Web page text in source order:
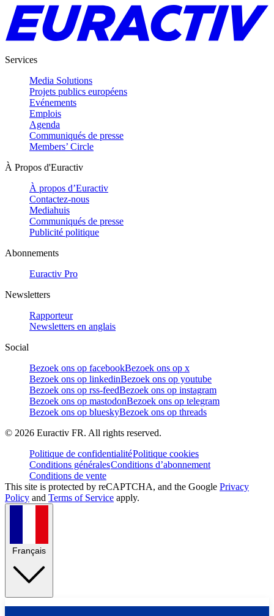
Services
Media Solutions
Projets publics européens
Evénements
Emplois
Agenda
Communiqués de presse
Members’ Circle
À Propos d'Euractiv
À propos d’Euractiv
Contactez-nous
Mediahuis
Communiqués de presse
Publicité politique
Abonnements
Euractiv Pro
Newsletters
Rapporteur
Newsletters en anglais
Social
Bezoek ons op facebookBezoek ons op x
Bezoek ons op linkedinBezoek ons op youtube
Bezoek ons op rss-feedBezoek ons op instagram
Bezoek ons op mastodonBezoek ons op telegram
Bezoek ons op blueskyBezoek ons op threads
© 2026 Euractiv FR. All rights reserved.
Politique de confidentialitéPolitique cookies
Conditions généralesConditions d’abonnement
Conditions de vente
This site is protected by reCAPTCHA, and the Google Privacy
Policy and Terms of Service apply.
Français